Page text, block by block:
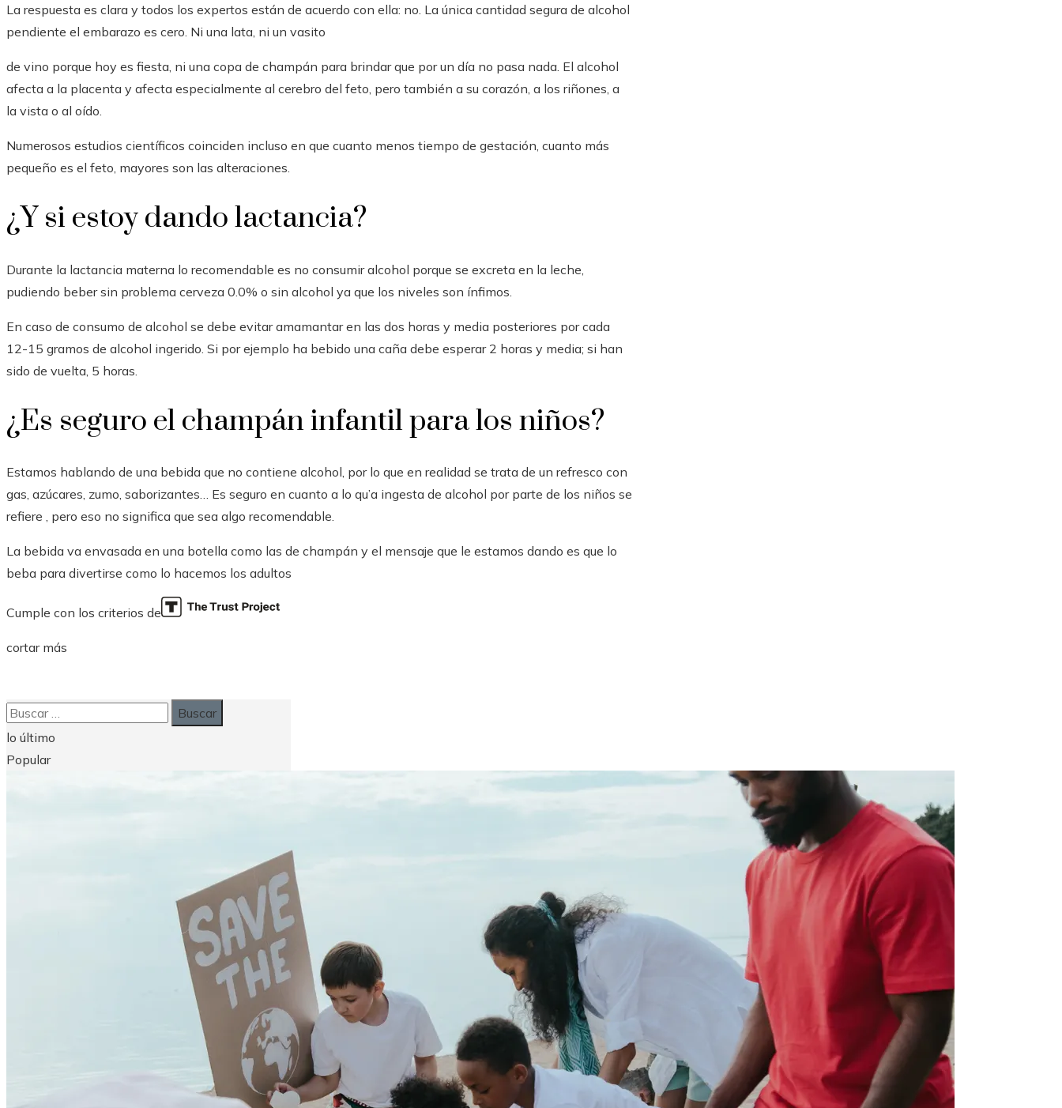
La respuesta es clara y todos los expertos están de acuerdo con ella: no. La única cantidad segura de alcohol
pendiente el embarazo es cero. Ni una lata, ni un vasito
de vino porque hoy es fiesta, ni una copa de champán para brindar que por un día no pasa nada. El alcohol
afecta a la placenta y afecta especialmente al cerebro del feto, pero también a su corazón, a los riñones, a
la vista o al oído.
Numerosos estudios científicos coinciden incluso en que cuanto menos tiempo de gestación, cuanto más
pequeño es el feto, mayores son las alteraciones.
¿Y si estoy dando lactancia?
Durante la lactancia materna lo recomendable es no consumir alcohol porque se excreta en la leche,
pudiendo beber sin problema cerveza 0.0% o sin alcohol ya que los niveles son ínfimos.
En caso de consumo de alcohol se debe evitar amamantar en las dos horas y media posteriores por cada
12-15 gramos de alcohol ingerido. Si por ejemplo ha bebido una caña debe esperar 2 horas y media; si han
sido de vuelta, 5 horas.
¿Es seguro el champán infantil para los niños?
Estamos hablando de una bebida que no contiene alcohol, por lo que en realidad se trata de un refresco con
gas, azúcares, zumo, saborizantes… Es seguro en cuanto a lo qu’a ingesta de alcohol por parte de los niños se
refiere , pero eso no significa que sea algo recomendable.
La bebida va envasada en una botella como las de champán y el mensaje que le estamos dando es que lo
beba para divertirse como lo hacemos los adultos
Cumple con los criterios de
cortar más
Buscar:
lo último
Popular